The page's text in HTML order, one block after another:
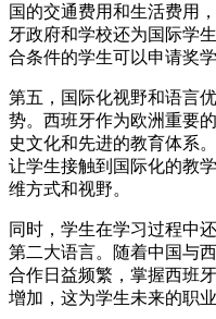
国的交通费用和生活费用
牙政府和学校还为国际学
合条件的学生可以申请奖
第五，国际化视野和语言
势。西班牙作为欧洲重要
史文化和先进的教育体系
让学生接触到国际化的教
维方式和视野。
同时，学生在学习过程中
第二大语言。随着中国与
合作日益频繁，掌握西班
增加，这为学生未来的职